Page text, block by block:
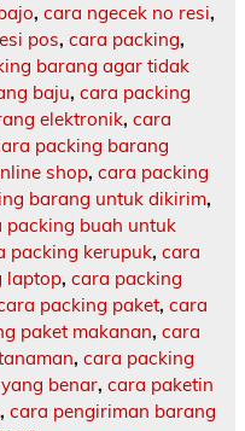
, cara ngecek no resi,
pos, cara packing,
barang agar tidak
baju, cara packing
elektronik, cara
packing barang
shop, cara packing
barang untuk dikirim,
packing buah untuk
packing kerupuk, cara
laptop, cara packing
packing paket, cara
paket makanan, cara
, cara packing
benar, cara paketin
, cara pengiriman barang